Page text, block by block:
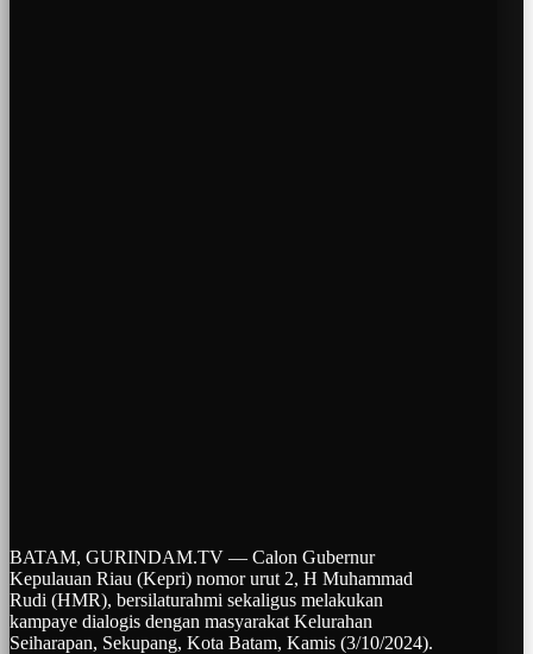
BATAM, GURINDAM.TV — Calon Gubernur
Kepulauan Riau (Kepri) nomor urut 2, H Muhammad
Rudi (HMR), bersilaturahmi sekaligus melakukan
kampaye dialogis dengan masyarakat Kelurahan
Seiharapan, Sekupang, Kota Batam, Kamis (3/10/2024).